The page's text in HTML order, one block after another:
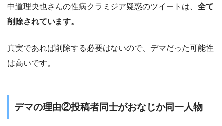
中道理央也さんの性病クラミジア疑惑のツイートは、 全て
削除されています。
真実であれば削除する必要はないので、デマだった可能性
は高いです。
デマの理由②投稿者同士がおなじか同一人物